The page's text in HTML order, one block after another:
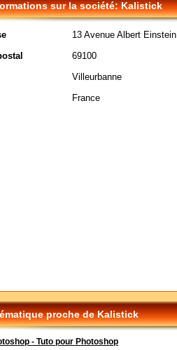
sur la société: Kalistick
13 Avenue Albert Einstein
69100
Villeurbanne
France
proche de Kalistick
- Tuto pour Photoshop